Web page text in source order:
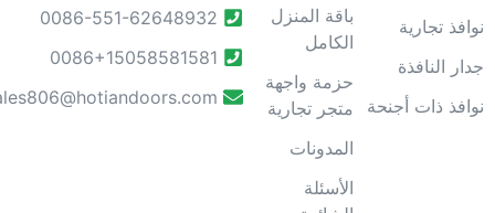
تجارية
النافذة
ذات أجنحة
باقة المنزل
الكامل
حزمة واجهة
متجر تجارية
المدونات
الأسئلة
0086-551-62648932
0086+15058581581